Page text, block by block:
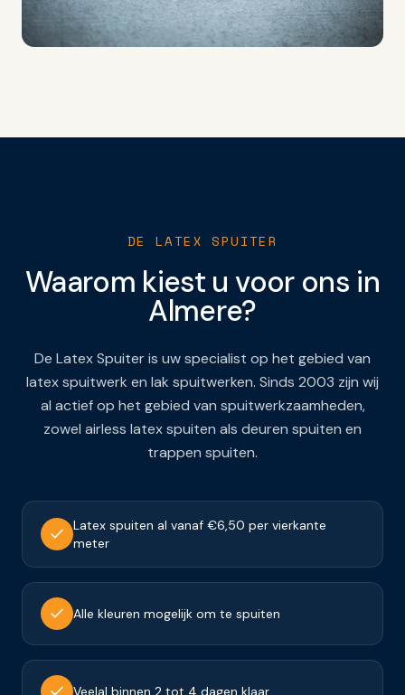
DE LATEX SPUITER
Waarom kiest u voor ons in
Almere?
De Latex Spuiter is uw specialist op het gebied van
latex spuitwerk en lak spuitwerken. Sinds 2003 zijn wij
al actief op het gebied van spuitwerkzaamheden,
zowel airless latex spuiten als deuren spuiten en
trappen spuiten.
Latex spuiten al vanaf €6,50 per vierkante
meter
Alle kleuren mogelijk om te spuiten
Veelal binnen 2 tot 4 dagen klaar